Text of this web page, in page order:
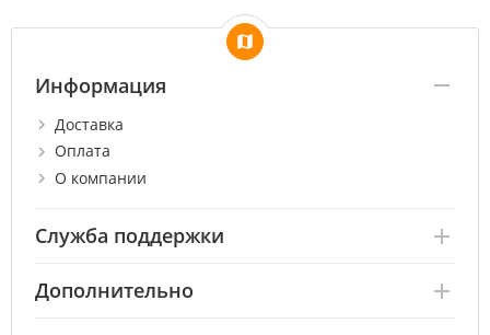
Информация
Доставка
Оплата
О компании
Служба поддержки
Дополнительно